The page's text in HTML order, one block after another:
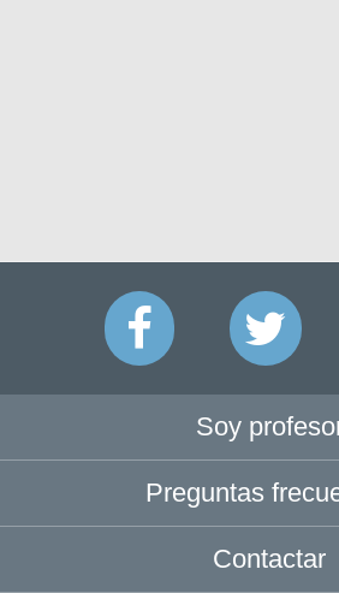
Soy
Preguntas
Contactar